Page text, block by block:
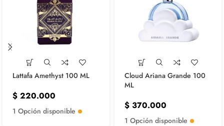
Lattafa Amethyst 100 ML
$ 220.000
1 Opción disponible
Cloud Ariana Grande 100
ML
$ 370.000
1 Opción disponible